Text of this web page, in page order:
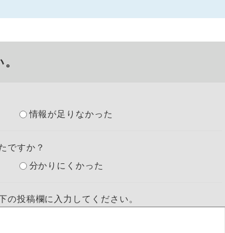
情報が足りなかった
ですか？
分かりにくかった
の投稿欄に入力してください。